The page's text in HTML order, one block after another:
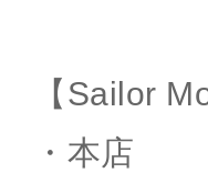
【Sailor
・本店